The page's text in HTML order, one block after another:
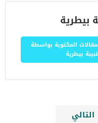
المكتوبة بواسطة
بيطرية
التالي